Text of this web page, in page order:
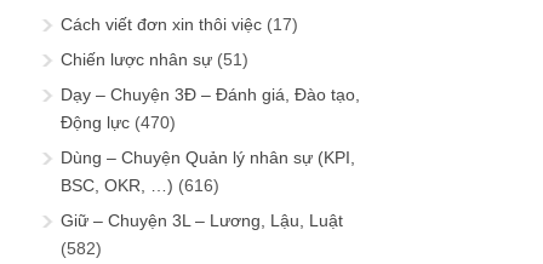
Cách viết đơn xin thôi việc (17)
Chiến lược nhân sự (51)
Dạy – Chuyện 3Đ – Đánh giá, Đào tạo,
Động lực (470)
Dùng – Chuyện Quản lý nhân sự (KPI,
BSC, OKR, …) (616)
Giữ – Chuyện 3L – Lương, Lậu, Luật
(582)